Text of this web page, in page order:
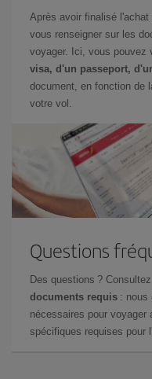
Après avoir finalisé l'achat
vous renseigner sur les
voyager. Ici, vous pouvez
visa, d'un passeport,
document, en fonction de
votre vol.
Questions
Des questions ?
documents requis : nous
nécessaires pour voyager
spécifiques requises pour